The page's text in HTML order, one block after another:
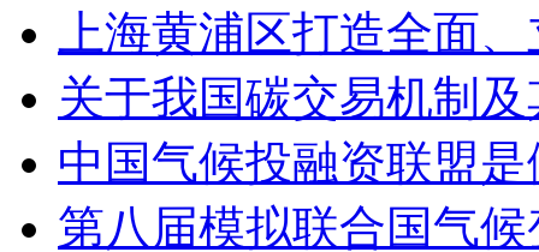
上海黄浦区打造全面
关于我国碳交易机制
中国气候投融资联盟
第八届模拟联合国气